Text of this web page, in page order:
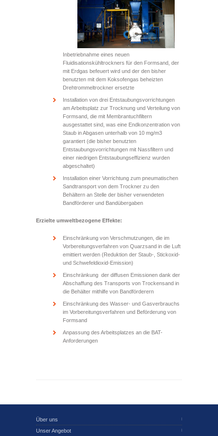
Inbetriebnahme eines neuen
Fluidisationskühltrockners für den Formsand, der
mit Erdgas befeuert wird und der den bisher
benutzten mit dem Koksofengas beheizten
Drehtrommeltrockner ersetzte
Installation von drei Entstaubungsvorrichtungen
am Arbeitsplatz zur Trocknung und Verteilung von
Formsand, die mit Membrantuchfiltern
ausgestattet sind, was eine Endkonzentration von
Staub in Abgasen unterhalb von 10 mg/m3
garantiert (die bisher benutzten
Entstaubungsvorrichtungen mit Nassfiltern und
einer niedrigen Entstaubungseffizienz wurden
abgeschaltet)
Installation einer Vorrichtung zum pneumatischen
Sandtransport von dem Trockner zu den
Behältern an Stelle der bisher verwendeten
Bandförderer und Bandübergaben
Erzielte umweltbezogene Effekte:
Einschränkung von Verschmutzungen, die im
Vorbereitungsverfahren von Quarzsand in die Luft
emittiert werden (Reduktion der Staub-, Stickoxid-
und Schwefeldioxid-Emission)
Einschränkung der diffusen Emissionen dank der
Abschaffung des Transports von Trockensand in
die Behälter mithilfe von Bandförderern
Einschränkung des Wasser- und Gasverbrauchs
im Vorbereitungsverfahren und Beförderung von
Formsand
Anpassung des Arbeitsplatzes an die BAT-
Anforderungen
Über uns
Unser Angebot